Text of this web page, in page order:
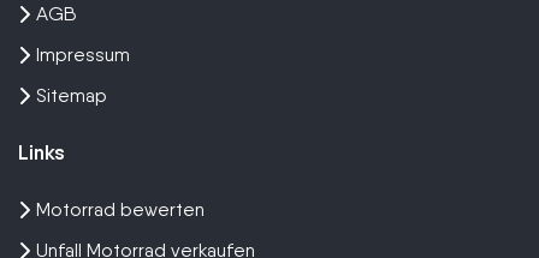
AGB
Impressum
Sitemap
Links
Motorrad bewerten
Unfall Motorrad verkaufen